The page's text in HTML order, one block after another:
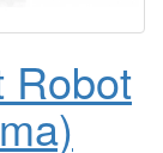
Robot